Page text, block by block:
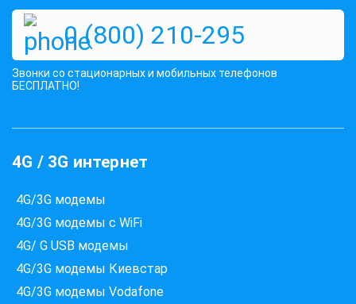
0 (800) 210-295
Звонки со стационарных и мобильных телефонов
БЕСПЛАТНО!
4G / 3G интернет
4G/3G модемы
4G/3G модемы с WiFi
4G/ G USB модемы
4G/3G модемы Киевстар
4G/3G модемы Vodafone